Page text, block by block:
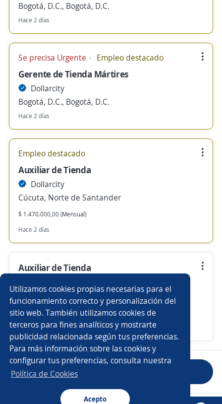
Utilizamos cookies propias necesarias para el
funcionamiento correcto y personalización del
sitio web. También utilizamos cookies de
terceros para fines analíticos y mostrarte
publicidad relacionada según tus preferencias.
Para más información sobre las cookies y
configurar tus preferencias, consulta nuestra
Política de Cookies
Acepto
Bogotá, D.C., Bogotá, D.C.
Hace 2 días
Se precisa Urgente Empleo destacado
Gerente de Tienda Mártires
Dollarcity
Bogotá, D.C., Bogotá, D.C.
Hace 2 días
Empleo destacado
Auxiliar de Tienda
Dollarcity
Cúcuta, Norte de Santander
$ 1.470.000,00 (Mensual)
Hace 2 días
Auxiliar de Tienda
Apartadó, Antioquia
$ 1.840.000,00 (Mensual)
Hace 2 días
Anterior